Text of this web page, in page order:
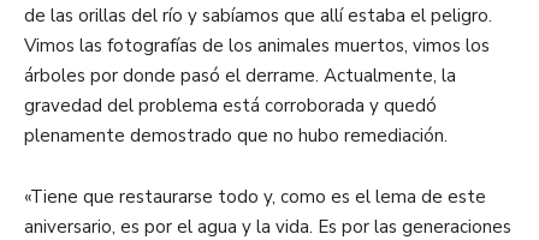
de las orillas del río y sabíamos que allí estaba el peligro.
Vimos las fotografías de los animales muertos, vimos los
árboles por donde pasó el derrame. Actualmente, la
gravedad del problema está corroborada y quedó
plenamente demostrado que no hubo remediación.
«Tiene que restaurarse todo y, como es el lema de este
aniversario, es por el agua y la vida. Es por las generaciones